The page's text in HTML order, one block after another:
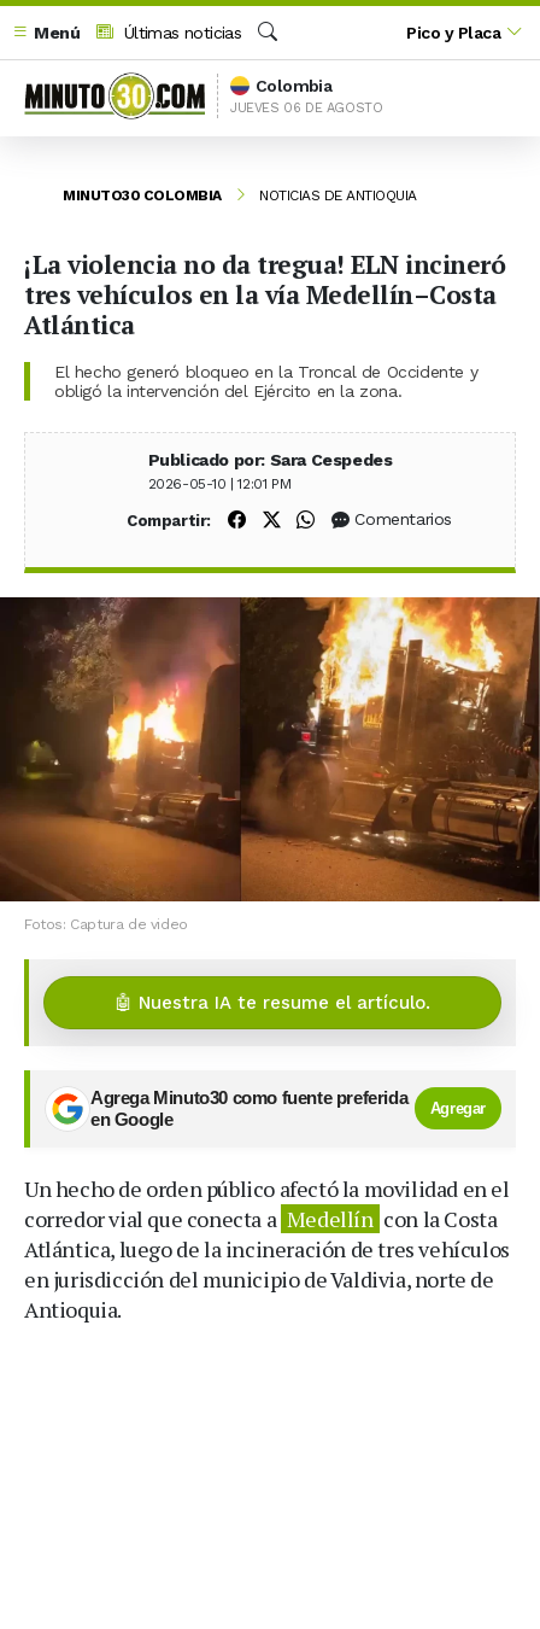
Menú
Últimas noticias
Buscar
Pico y Placa
Colombia
JUEVES 06 DE AGOSTO
MINUTO30 COLOMBIA NOTICIAS DE ANTIOQUIA
¡La violencia no da tregua! ELN incineró
tres vehículos en la vía Medellín–Costa
Atlántica
El hecho generó bloqueo en la Troncal de Occidente y
obligó la intervención del Ejército en la zona.
Publicado por: Sara Cespedes
2026-05-10 | 12:01 PM
Compartir: Compartir en Facebook
Compartir en X (Twitter)
Compartir en WhatsApp
Comentarios
Fotos: Captura de video
🤖 Nuestra IA te resume el artículo.
Agrega Minuto30 como fuente preferida
en Google
Agregar
Un hecho de orden público afectó la movilidad en el
corredor vial que conecta a Medellín con la Costa
Atlántica, luego de la incineración de tres vehículos
en jurisdicción del municipio de Valdivia, norte de
Antioquia.